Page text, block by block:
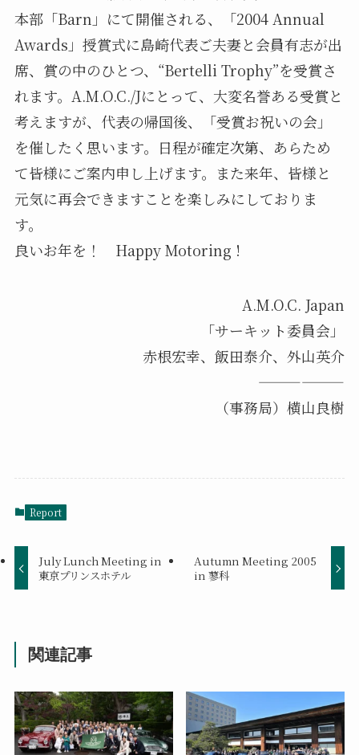
本部「Barn」にて開催される、「2004 Annual
Awards」授賞式に島崎代表ご夫妻と会員有志が出
席、賞の中のひとつ、“Bertelli Trophy”を受賞さ
れます。A.M.O.C./Jにとって、大変名誉ある受賞と
考えますが、代表の帰国後、「受賞お祝いの会」
を催したく思います。日程が確定次第、あらため
て皆様にご案内申し上げます。また来年、皆様と
元気に再会できますことを楽しみにしておりま
す。
良いお年を！ Happy Motoring !
A.M.O.C. Japan
「サーキット委員会」
赤根宏幸、飯田泰介、外山英介
——————
（事務局）横山良樹
Report
July Lunch Meeting in
東京プリンスホテル
Autumn Meeting 2005
in 蓼科
関連記事